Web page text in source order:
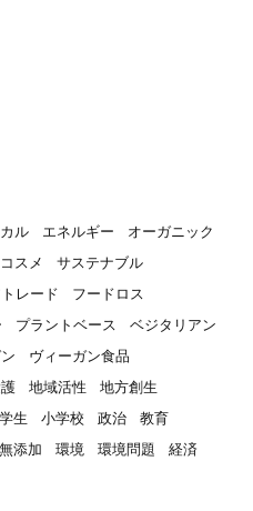
ル エネルギー
オーガニック
コスメ
サステナブル
レード
フードロス
プラントベース
ベジタリアン
ヴィーガン食品
地域活性
地方創生
学生 小学校 政治
教育
無添加 環境 環境問題
経済